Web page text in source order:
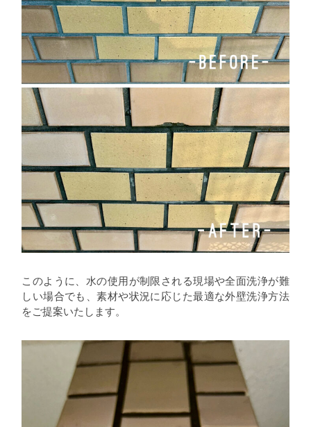
このように、水の使用が制限される現場や全面洗浄が難
しい場合でも、素材や状況に応じた最適な外壁洗浄方法
をご提案いたします。